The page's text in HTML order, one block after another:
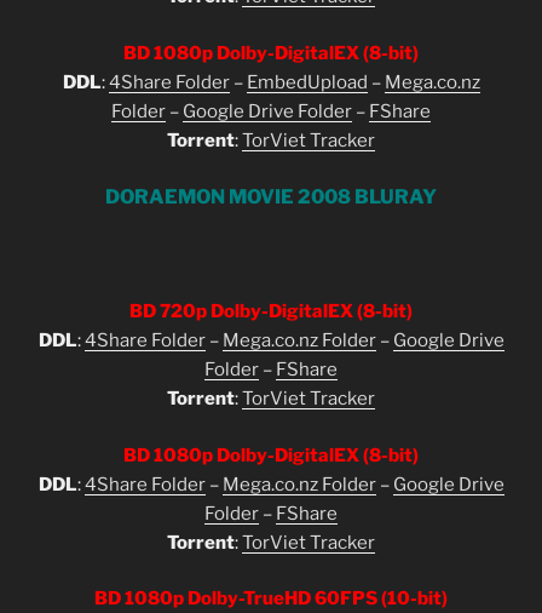
BD 1080p Dolby-DigitalEX (8-bit)
DDL:4Share Folder– EmbedUpload – Mega.co.nz
Folder – Google Drive Folder – FShare
Torrent:TorViet Tracker
DORAEMON MOVIE 2008 BLURAY
BD 720p Dolby-DigitalEX (8-bit)
DDL:4Share Folder– Mega.co.nz Folder– Google Drive
Folder – FShare
Torrent:TorViet Tracker
BD 1080p Dolby-DigitalEX (8-bit)
DDL:4Share Folder– Mega.co.nz Folder– Google Drive
Folder – FShare
Torrent:TorViet Tracker
BD 1080p Dolby-TrueHD 60FPS (10-bit)